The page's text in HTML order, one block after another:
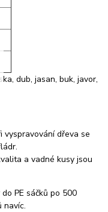
dub, jasan, buk, javor,
vyspravování dřeva se
a vadné kusy jsou
PE sáčků po 500
navíc.